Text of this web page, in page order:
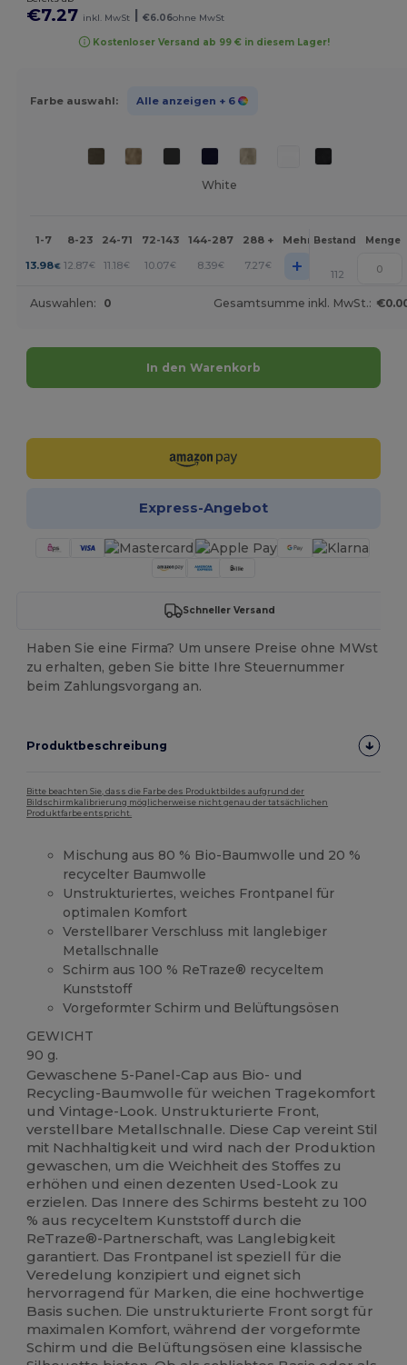
€7.27 inkl. MwSt | €6.06ohne MwSt
Kostenloser Versand ab 99 € in diesem Lager!
Farbe auswahl: Alle anzeigen + 6
White
1-7 8-23 24-71 72-143 144-287 288 + Mehr Bestand Menge
13.98€ 12.87€ 11.18€ 10.07€ 8.39€ 7.27€ + 112
Auswahlen: 0 Gesamtsumme inkl. MwSt.:
In den Warenkorb
Express-Angebot
Schneller Versand
Haben Sie eine Firma? Um unsere Preise ohne MWst
zu erhalten, geben Sie bitte Ihre Steuernummer
beim Zahlungsvorgang an.
Produktbeschreibung
Bitte beachten Sie, dass die Farbe des Produktbildes aufgrund der
Bildschirmkalibrierung möglicherweise nicht genau der tatsächlichen
Produktfarbe entspricht.
Mischung aus 80 % Bio-Baumwolle und 20 %
recycelter Baumwolle
Unstrukturiertes, weiches Frontpanel für
optimalen Komfort
Verstellbarer Verschluss mit langlebiger
Metallschnalle
Schirm aus 100 % ReTraze® recyceltem
Kunststoff
Vorgeformter Schirm und Belüftungsösen
GEWICHT
90 g.
Gewaschene 5-Panel-Cap aus Bio- und
Recycling-Baumwolle für weichen Tragekomfort
und Vintage-Look. Unstrukturierte Front,
verstellbare Metallschnalle. Diese Cap vereint Stil
mit Nachhaltigkeit und wird nach der Produktion
gewaschen, um die Weichheit des Stoffes zu
erhöhen und einen dezenten Used-Look zu
erzielen. Das Innere des Schirms besteht zu 100
% aus recyceltem Kunststoff durch die
ReTraze®-Partnerschaft, was Langlebigkeit
garantiert. Das Frontpanel ist speziell für die
Veredelung konzipiert und eignet sich
hervorragend für Marken, die eine hochwertige
Basis suchen. Die unstrukturierte Front sorgt für
maximalen Komfort, während der vorgeformte
Schirm und die Belüftungsösen eine klassische